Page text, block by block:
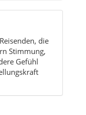
die
Stimmung,
Gefühl